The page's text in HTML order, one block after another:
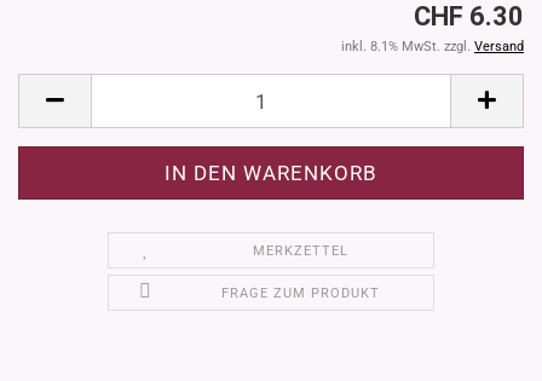
CHF 6.30
inkl. 8.1% MwSt. zzgl. Versand
MERKZETTEL
FRAGE ZUM PRODUKT